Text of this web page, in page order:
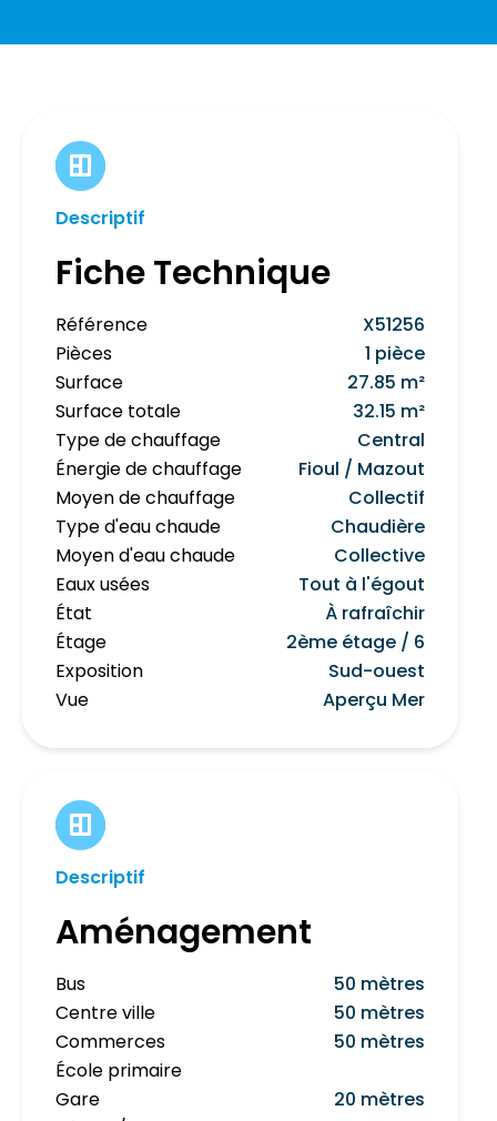
Descriptif
Fiche Technique
Référence
X51256
Pièces
1 pièce
Surface
27.85 m²
Surface totale
32.15 m²
Type de chauffage
Central
Énergie de chauffage
Fioul / Mazout
Moyen de chauffage
Collectif
Type d'eau chaude
Chaudière
Moyen d'eau chaude
Collective
Eaux usées
Tout à l'égout
État
À rafraîchir
Étage
2ème étage / 6
Exposition
Sud-ouest
Vue
Aperçu Mer
Descriptif
Aménagement
Bus
50 mètres
Centre ville
50 mètres
Commerces
50 mètres
École primaire
Gare
20 mètres